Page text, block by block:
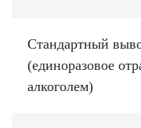
Стандартный
(единоразовое
алкоголем)